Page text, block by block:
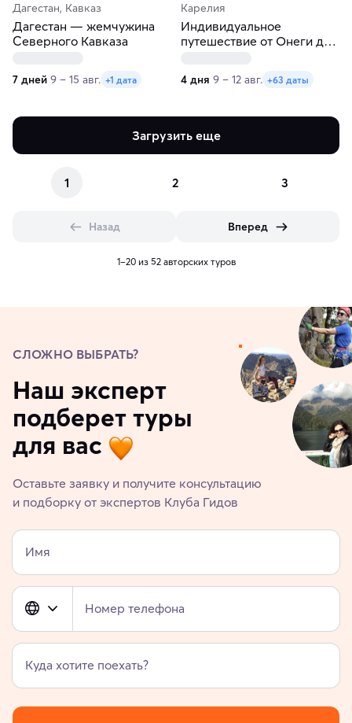
Дагестан, Кавказ
Дагестан — жемчужина
Северного Кавказа
7 дней 9 – 15 авг. +1 дата
Карелия
Индивидуальное
путешествие от Онеги до
4 дня 9 – 12 авг. +63 даты
Загрузить еще
1 2 3
Назад Вперед
1–20 из 52 авторских туров
СЛОЖНО ВЫБРАТЬ?
Наш эксперт
подберет туры
для вас
Оставьте заявку и получите консультацию
и подборку от экспертов Клуба Гидов
Имя
Номер телефона
Куда хотите поехать?